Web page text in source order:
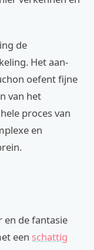
de
Het aan-
oefent fijne
van het
proces van
en
en de fantasie
een schattig